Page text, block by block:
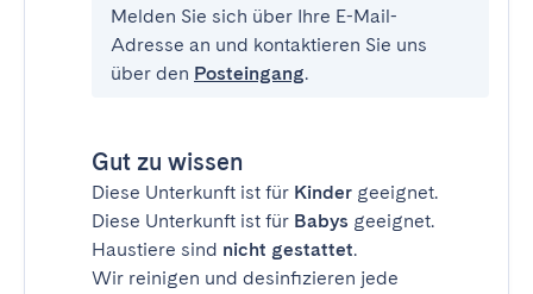
Melden Sie sich über Ihre E-Mail-
Adresse an und kontaktieren Sie uns
über den Posteingang.
Gut zu wissen
Diese Unterkunft ist für Kinder geeignet.
Diese Unterkunft ist für Babys geeignet.
Haustiere sind nicht gestattet.
Wir reinigen und desinfizieren jede